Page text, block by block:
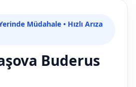
Müdahale • Hızlı Arıza
Buderus